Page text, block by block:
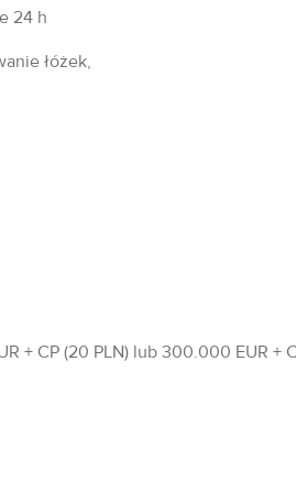
24 h
łóżek,
+ CP (20 PLN) lub 300.000 EUR +